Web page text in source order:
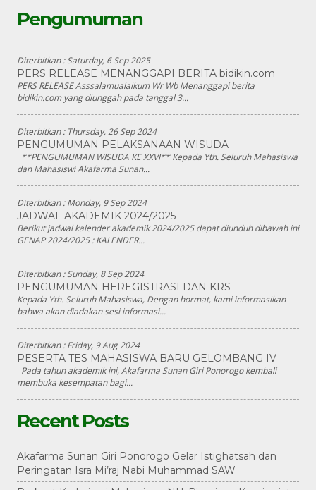
Pengumuman
Diterbitkan :Saturday, 6 Sep 2025
PERS RELEASE MENANGGAPI BERITA bidikin.com
PERS RELEASE Asssalamualaikum Wr Wb Menanggapi berita
bidikin.com yang diunggah pada tanggal 3...
Diterbitkan : Thursday, 26 Sep 2024
PENGUMUMAN PELAKSANAAN WISUDA
**PENGUMUMAN WISUDA KE XXVI** Kepada Yth. Seluruh Mahasiswa
dan Mahasiswi Akafarma Sunan...
Diterbitkan :Monday, 9 Sep 2024
JADWAL AKADEMIK 2024/2025
Berikut jadwal kalender akademik 2024/2025 dapat diunduh dibawah ini
GENAP 2024/2025 : KALENDER...
Diterbitkan :Sunday, 8 Sep 2024
PENGUMUMAN HEREGISTRASI DAN KRS
Kepada Yth. Seluruh Mahasiswa, Dengan hormat, kami informasikan
bahwa akan diadakan sesi informasi...
Diterbitkan :Friday, 9 Aug 2024
PESERTA TES MAHASISWA BARU GELOMBANG IV
Pada tahun akademik ini, Akafarma Sunan Giri Ponorogo kembali
membuka kesempatan bagi...
Recent Posts
Akafarma Sunan Giri Ponorogo Gelar Istighatsah dan
Peringatan Isra Mi’raj Nabi Muhammad SAW